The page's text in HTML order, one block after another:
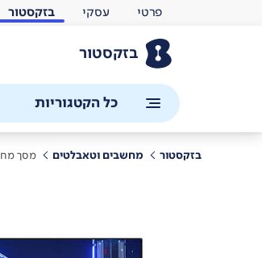
פרטי עסקי בזקסטור
בזקסטור
כל הקטגוריות
בזקסטור מחשבים וטאבלטים מסך